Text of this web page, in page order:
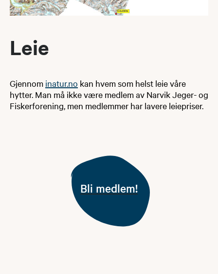
Leie
Gjennom inatur.no kan hvem som helst leie våre
hytter. Man må ikke være medlem av Narvik Jeger- og
Fiskerforening, men medlemmer har lavere leiepriser.
Bli medlem!